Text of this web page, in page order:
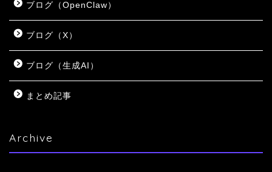
ブログ（OpenClaw）
ブログ（X）
ブログ（生成AI）
まとめ記事
Archive